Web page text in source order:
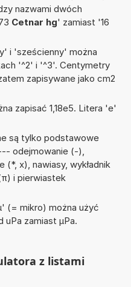
nazwami dwóch
Cetnar hg' zamiast '16
i 'sześcienny' można
'^2' i '^3'. Centymetry
zapisywane jako cm2
zapisać 1,18e5. Litera 'e'
są tylko podstawowe
odejmowanie (-),
(*, x), nawiasy, wykładnik
i pierwiastek
(= mikro) można użyć
uPa zamiast µPa.
z listami